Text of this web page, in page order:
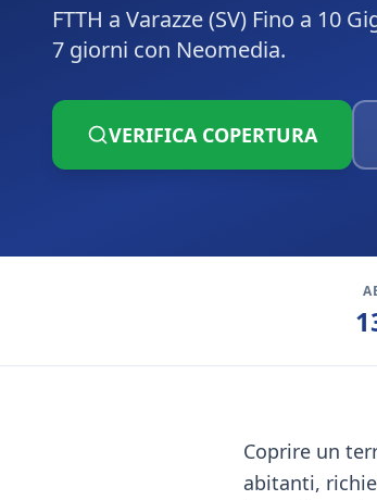
FTTH a Varazze (SV) Fino a 10
7 giorni con Neomedia.
VERIFICA COPERTURA
Coprire un
abitanti,